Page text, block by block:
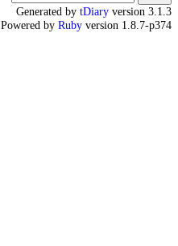
Generated by tDiary version 3.1.3
Powered by Ruby version 1.8.7-p374